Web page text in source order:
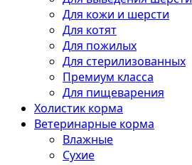
Для кожи и шерсти
Для котят
Для пожилых
Для стерилизованных
Премиум класса
Для пищеварения
Холистик корма
Ветеринарные корма
Влажные
Сухие